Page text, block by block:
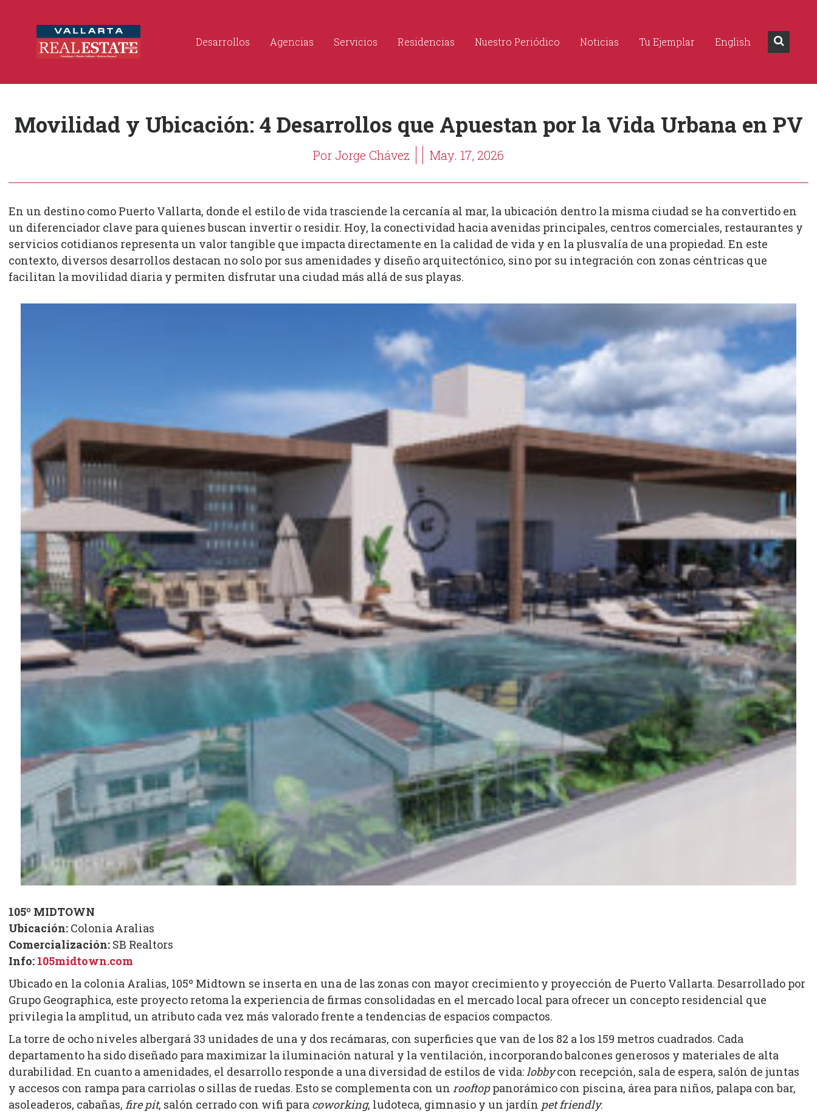
Desarrollos Agencias Servicios Residencias Nuestro Periódico Noticias Tu Ejemplar English
Movilidad y Ubicación: 4 Desarrollos que Apuestan por la Vida Urbana en PV
Por Jorge Chávez May. 17, 2026
En un destino como Puerto Vallarta, donde el estilo de vida trasciende la cercanía al mar, la ubicación dentro la misma ciudad se ha convertido en
un diferenciador clave para quienes buscan invertir o residir. Hoy, la conectividad hacia avenidas principales, centros comerciales, restaurantes y
servicios cotidianos representa un valor tangible que impacta directamente en la calidad de vida y en la plusvalía de una propiedad. En este
contexto, diversos desarrollos destacan no solo por sus amenidades y diseño arquitectónico, sino por su integración con zonas céntricas que
facilitan la movilidad diaria y permiten disfrutar una ciudad más allá de sus playas.
105º MIDTOWN
Ubicación: Colonia Aralias
Comercialización: SB Realtors
Info: 105midtown.com
Ubicado en la colonia Aralias, 105º Midtown se inserta en una de las zonas con mayor crecimiento y proyección de Puerto Vallarta. Desarrollado por
Grupo Geographica, este proyecto retoma la experiencia de firmas consolidadas en el mercado local para ofrecer un concepto residencial que
privilegia la amplitud, un atributo cada vez más valorado frente a tendencias de espacios compactos.
La torre de ocho niveles albergará 33 unidades de una y dos recámaras, con superficies que van de los 82 a los 159 metros cuadrados. Cada
departamento ha sido diseñado para maximizar la iluminación natural y la ventilación, incorporando balcones generosos y materiales de alta
durabilidad. En cuanto a amenidades, el desarrollo responde a una diversidad de estilos de vida:lobbycon recepción, sala de espera, salón de juntas
y accesos con rampa para carriolas o sillas de ruedas. Esto se complementa con un rooftoppanorámico con piscina, área para niños, palapa con bar,
asoleaderos, cabañas, fire pit, salón cerrado con wifi para coworking, ludoteca, gimnasio y un jardín pet friendly.